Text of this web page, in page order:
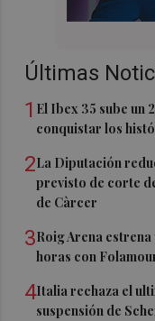
Últimas
1 El Ibex 35 sube un
conquistar los
2La Diputación
previsto de corte
de Càrcer
3Roig Arena estrena
horas con
4Italia rechaza el
suspensión de